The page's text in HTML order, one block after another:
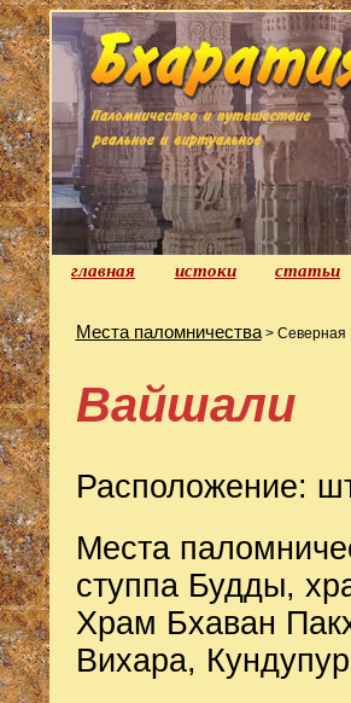
главная истоки статьи
Места паломничества> Северная
Вайшали
Расположение:
Места
ступпа Будды,
Храм Бхаван
Вихара, Кундупур